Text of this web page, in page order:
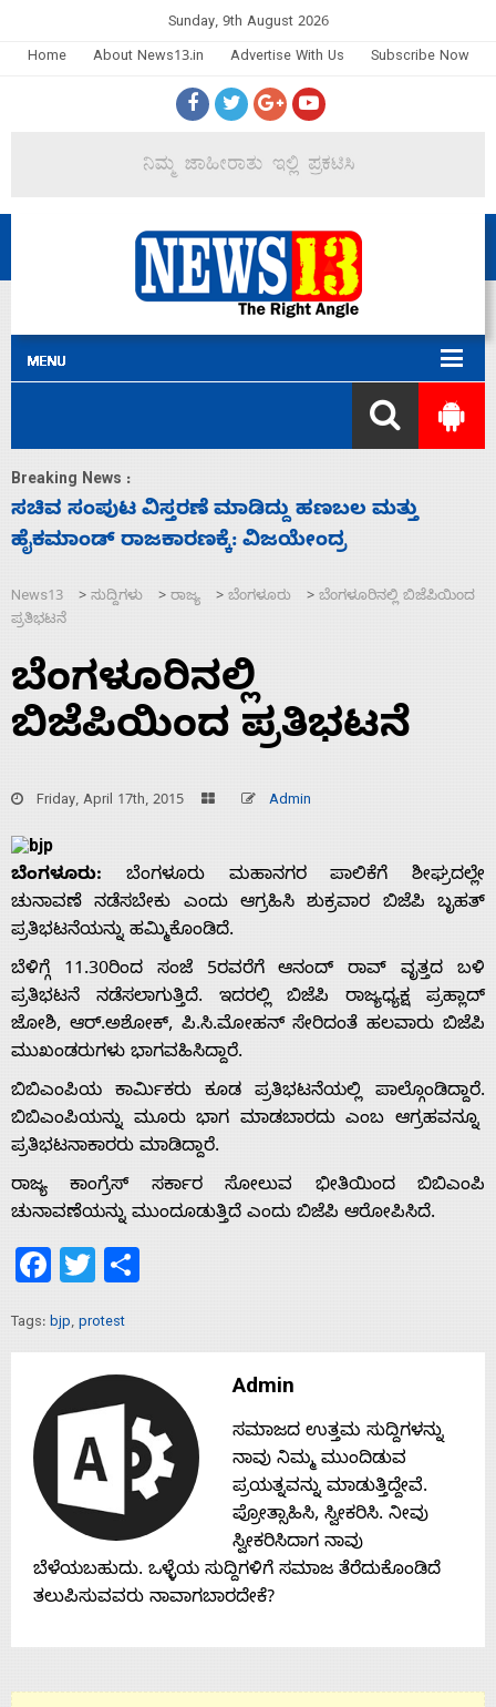
Sunday, 9th August 2026
Home
About News13.in Advertise With Us Subscribe Now
Breaking News :
‘ಕಳೆದ 3-4 ವರ್ಷಗಳಲ್ಲಿ 40 ಲಷ್ಕರ್ ಸದಸ್ಯರನ್ನು
ಮುಗಿಸಿದೆ ಭಾರತ
Home
About
Us
News13 > ಸುದ್ದಿಗಳು > ರಾಜ್ಯ > ಬೆಂಗಳೂರು > ಬೆಂಗಳೂರಿನಲ್ಲಿ ಬಿಜೆಪಿಯಿಂದ
ಪ್ರತಿಭಟನೆ
ಬೆಂಗಳೂರಿನಲ್ಲಿ
ಬಿಜೆಪಿಯಿಂದ ಪ್ರತಿಭಟನೆ
Friday, April 17th, 2015 Admin
ಬೆಂಗಳೂರು: ಬೆಂಗಳೂರು ಮಹಾನಗರ ಪಾಲಿಕೆಗೆ ಶೀಘ್ರದಲ್ಲೇ
ಚುನಾವಣೆ ನಡೆಸಬೇಕು ಎಂದು ಆಗ್ರಹಿಸಿ ಶುಕ್ರವಾರ ಬಿಜೆಪಿ ಬೃಹತ್
ಪ್ರತಿಭಟನೆಯನ್ನು ಹಮ್ಮಿಕೊಂಡಿದೆ.
ಬೆಳಿಗ್ಗೆ 11.30ರಿಂದ ಸಂಜೆ 5ರವರೆಗೆ ಆನಂದ್ ರಾವ್ ವೃತ್ತದ ಬಳಿ
ಪ್ರತಿಭಟನೆ ನಡೆಸಲಾಗುತ್ತಿದೆ. ಇದರಲ್ಲಿ ಬಿಜೆಪಿ ರಾಜ್ಯಧ್ಯಕ್ಷ ಪ್ರಹ್ಲಾದ್
ಜೋಶಿ, ಆರ್.ಅಶೋಕ್, ಪಿ.ಸಿ.ಮೋಹನ್ ಸೇರಿದಂತೆ ಹಲವಾರು ಬಿಜೆಪಿ
ಮುಖಂಡರುಗಳು ಭಾಗವಹಿಸಿದ್ದಾರೆ.
ಬಿಬಿಎಂಪಿಯ ಕಾರ್ಮಿಕರು ಕೂಡ ಪ್ರತಿಭಟನೆಯಲ್ಲಿ ಪಾಲ್ಗೊಂಡಿದ್ದಾರೆ.
ಬಿಬಿಎಂಪಿಯನ್ನು ಮೂರು ಭಾಗ ಮಾಡಬಾರದು ಎಂಬ ಆಗ್ರಹವನ್ನೂ
ಪ್ರತಿಭಟನಾಕಾರರು ಮಾಡಿದ್ದಾರೆ.
ರಾಜ್ಯ ಕಾಂಗ್ರೆಸ್ ಸರ್ಕಾರ ಸೋಲುವ ಭೀತಿಯಿಂದ ಬಿಬಿಎಂಪಿ
ಚುನಾವಣೆಯನ್ನು ಮುಂದೂಡುತ್ತಿದೆ ಎಂದು ಬಿಜೆಪಿ ಆರೋಪಿಸಿದೆ.
Facebook
Twitter
Tags: bjp, protest
Admin
ಸಮಾಜದ ಉತ್ತಮ ಸುದ್ದಿಗಳನ್ನು
ನಾವು ನಿಮ್ಮ ಮುಂದಿಡುವ
ಪ್ರಯತ್ನವನ್ನು ಮಾಡುತ್ತಿದ್ದೇವೆ.
ಪ್ರೋತ್ಸಾಹಿಸಿ, ಸ್ವೀಕರಿಸಿ. ನೀವು
ಸ್ವೀಕರಿಸಿದಾಗ ನಾವು
ಬೆಳೆಯಬಹುದು. ಒಳ್ಳೆಯ ಸುದ್ದಿಗಳಿಗೆ ಸಮಾಜ ತೆರೆದುಕೊಂಡಿದೆ
ತಲುಪಿಸುವವರು ನಾವಾಗಬಾರದೇಕೆ?